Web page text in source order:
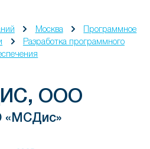
Москва
Программное
Разработка программного
OOO
«МСДис»